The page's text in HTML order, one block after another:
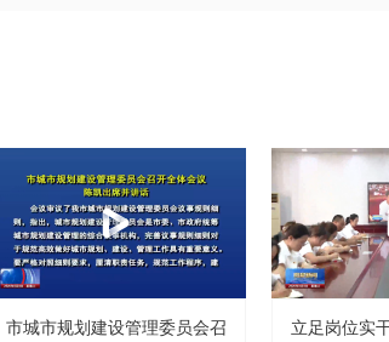
市城市规划建设管理委员会召
立足岗位实